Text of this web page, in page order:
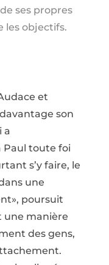
ses propres
les objectifs.
et
son
a
toute foi
s’y faire, le
une
poursuit
une manière
des gens,